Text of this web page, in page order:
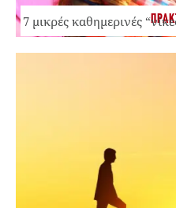
7 μικρές καθημερινές